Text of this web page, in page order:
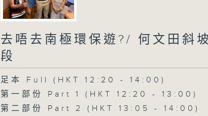
去唔去南極環保遊?/ 何文田斜
段
足本 Full (HKT 12:20 - 14:00)
第一部份 Part 1 (HKT 12:20 - 13:00)
第二部份 Part 2 (HKT 13:05 - 14:00)